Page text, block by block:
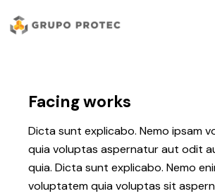
Facing works
Dicta sunt explicabo. Nemo ipsam
quia voluptas aspernatur aut odit
quia. Dicta sunt explicabo. Nemo
voluptatem quia voluptas sit